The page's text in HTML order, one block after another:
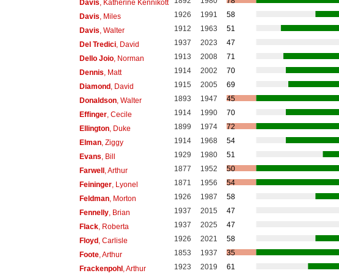
Davis , Katherine Kennikott
Davis , Miles 1926 1991
58
Davis , Walter 1912 1963
51
Del Tredici, David 1937 2023
47
Dello Joio, Norman 1913 2008
71
Dennis , Matt 1914 2002
70
Diamond, David 1915 2005
69
Donaldson, Walter 1893 1947
45
Effinger, Cecile 1914 1990
70
Ellington, Duke 1899 1974
72
Elman, Ziggy 1914 1968
54
Evans , Bill 1929 1980
51
Farwell, Arthur 1877 1952
50
Feininger, Lyonel 1871 1956
54
Feldman, Morton 1926 1987
58
Fennelly, Brian 1937 2015
47
Flack, Roberta 1937 2025
47
Floyd, Carlisle 1926 2021
58
Foote, Arthur 1853 1937
35
Frackenpohl, Arthur 1923 2019
61